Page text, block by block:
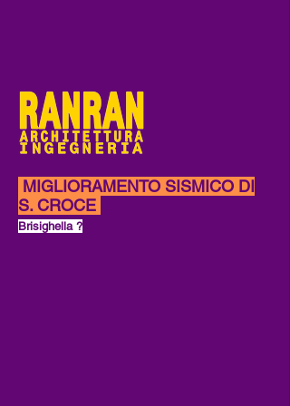
MIGLIORAMENTO SISMICO DI
S. CROCE
Brisighella ?